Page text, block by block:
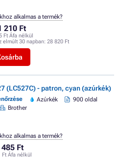
210 Ft
Ft Áfa nélkül
elmúlt 30 napban: 28 820 Ft
alkalmas a termék?
(LC527C) - patron, cyan (azúrkék)
Azúrkék
900 oldal
Brother
485 Ft
Ft Áfa nélkül
alkalmas a termék?